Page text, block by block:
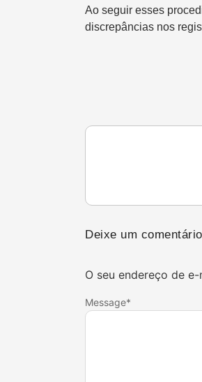
Ao seguir esses
discrepâncias nos
Deixe um comentário
O seu endereço de
Message*